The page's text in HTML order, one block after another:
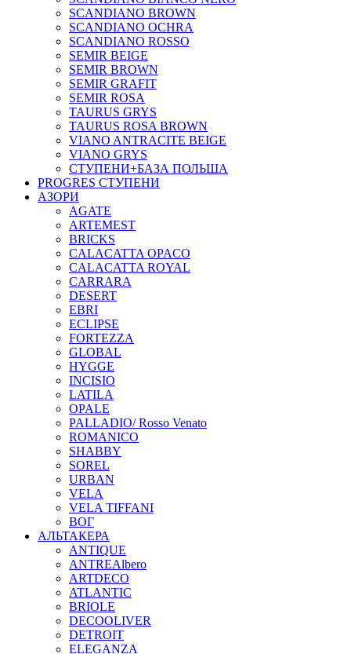
SCANDIANO BROWN
SCANDIANO OCHRA
SCANDIANO ROSSO
SEMIR BEIGE
SEMIR BROWN
SEMIR GRAFIT
SEMIR ROSA
TAURUS GRYS
TAURUS ROSA BROWN
VIANO ANTRACITE BEIGE
VIANO GRYS
СТУПЕНИ+БАЗА ПОЛЬША
PROGRES СТУПЕНИ
АЗОРИ
AGATE
ARTEMEST
BRICKS
CALACATTA OPACO
CALACATTA ROYAL
CARRARA
DESERT
EBRI
ECLIPSE
FORTEZZA
GLOBAL
HYGGE
INCISIO
LATILA
OPALE
PALLADIO/ Rosso Venato
ROMANICO
SHABBY
SOREL
URBAN
VELA
VELA TIFFANI
ВОГ
АЛЬТАКЕРА
ANTIQUE
ANTREAlbero
ARTDECO
ATLANTIC
BRIOLE
DECOOLIVER
DETROIT
ELEGANZA